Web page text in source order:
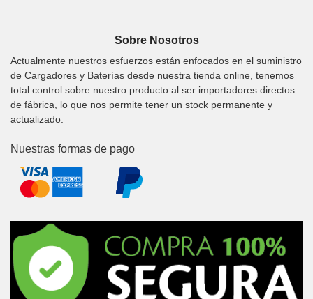
Sobre Nosotros
Actualmente nuestros esfuerzos están enfocados en el suministro
de Cargadores y Baterías desde nuestra tienda online, tenemos
total control sobre nuestro producto al ser importadores directos
de fábrica, lo que nos permite tener un stock permanente y
actualizado.
Nuestras formas de pago